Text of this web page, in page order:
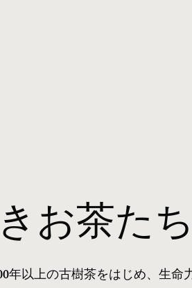
お茶たち
年以上の古樹茶をはじめ、生命